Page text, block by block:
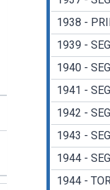
1938 -
1939 -
1940 -
1941 -
1942 -
1943 -
1944 -
1944 -